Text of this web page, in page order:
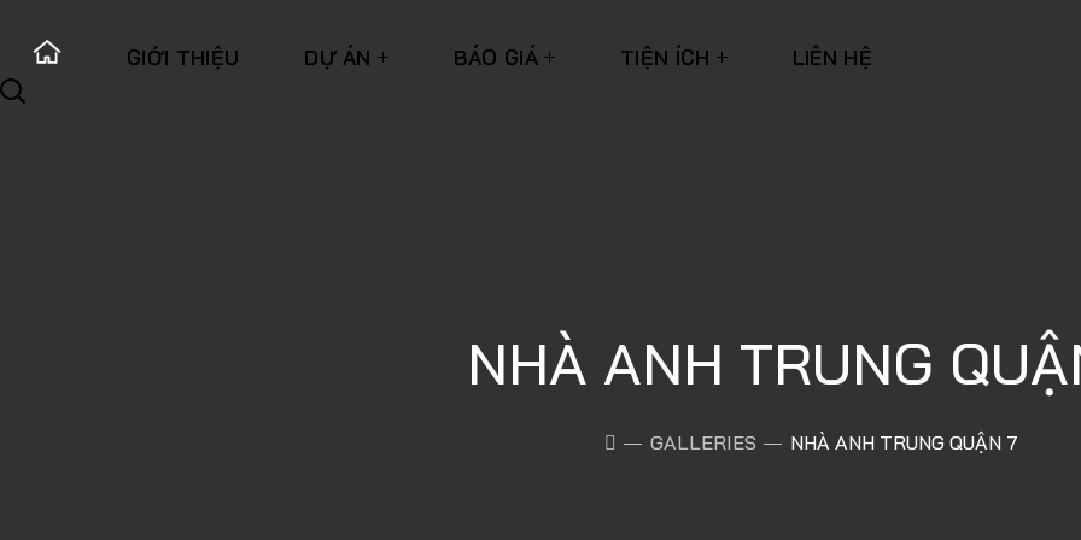
GIỚI THIỆU DỰ ÁN BÁO GIÁ TIỆN ÍCH LIÊN HỆ
NHÀ ANH TRUNG
GALLERIES NHÀ ANH TRUNG QUẬN 7